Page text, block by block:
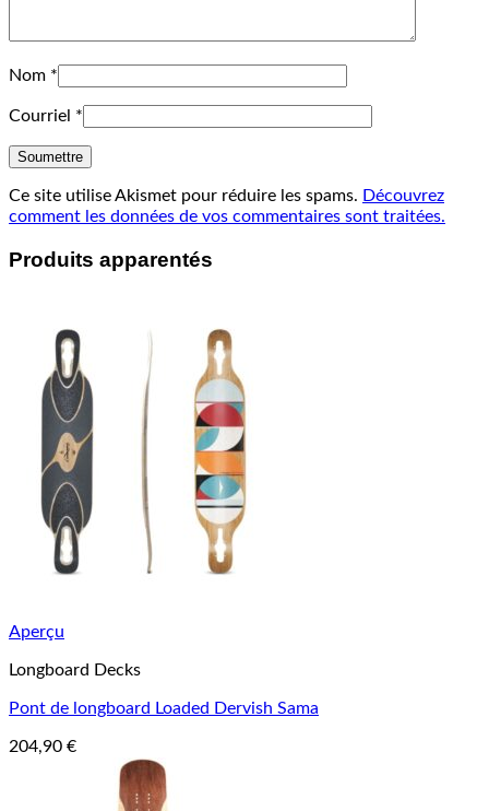
Nom *
Courriel *
Ce site utilise Akismet pour réduire les spams. Découvrez
comment les données de vos commentaires sont traitées.
Produits apparentés
Aperçu
Longboard Decks
Pont de longboard Loaded Dervish Sama
204,90 €